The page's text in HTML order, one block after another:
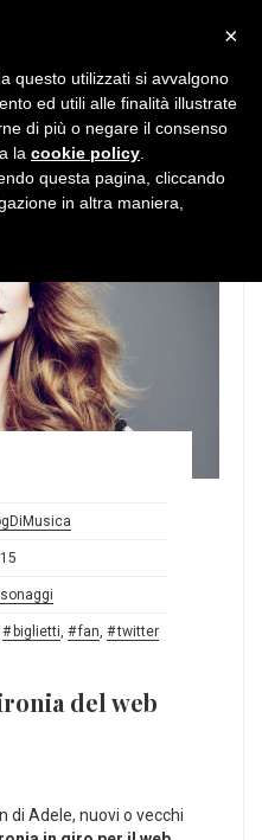
biglietti, fan, twitter
del web
di Adele, nuovi o vecchi
×
questo utilizzati si avvalgono
ed utili alle finalità illustrate
di più o negare il consenso
la cookie policy
questa pagina, cliccando
in altra maniera,